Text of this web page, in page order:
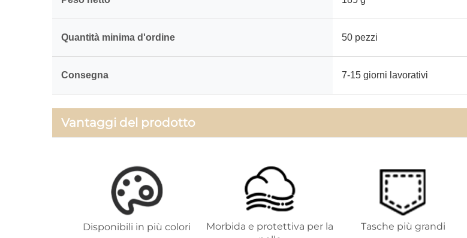
Quantità minima d'ordine 50 pezzi
Consegna 7-15 giorni lavorativi
Vantaggi del prodotto
Disponibili in più colori
Morbida e protettiva per la
Tasche più grandi